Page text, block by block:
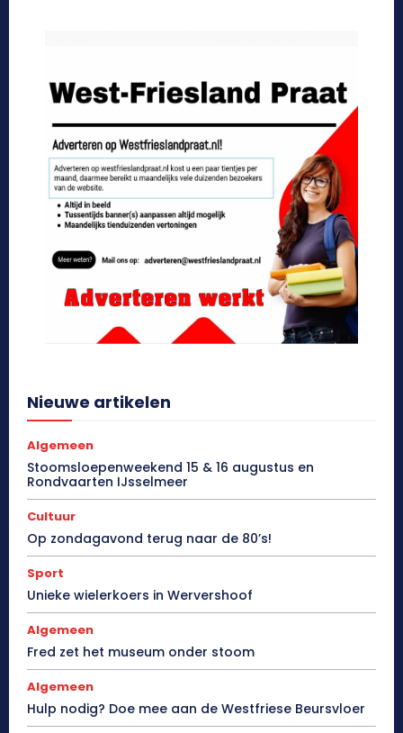
Nieuwe artikelen
Algemeen
Stoomsloepenweekend 15 & 16 augustus en
Rondvaarten IJsselmeer
Cultuur
Op zondagavond terug naar de 80’s!
Sport
Unieke wielerkoers in Wervershoof
Algemeen
Fred zet het museum onder stoom
Algemeen
Hulp nodig? Doe mee aan de Westfriese Beursvloer